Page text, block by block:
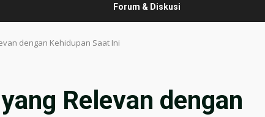
Forum & Diskusi
dengan Kehidupan Saat Ini
Relevan dengan